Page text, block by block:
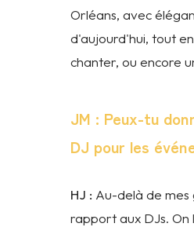
Orléans, avec
d'aujourd'hui, tout
chanter, ou encore
JM : Peux-tu
DJ pour les
HJ : Au-delà de mes
rapport aux DJs.